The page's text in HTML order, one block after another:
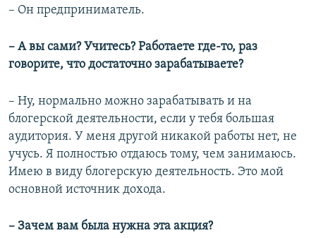
– Он предприниматель.
– А вы сами? Учитесь? Работаете где-то, раз
говорите, что достаточно зарабатываете?
– Ну, нормально можно зарабатывать и на
блогерской деятельности, если у тебя большая
аудитория. У меня другой никакой работы нет, не
учусь. Я полностью отдаюсь тому, чем занимаюсь.
Имею в виду блогерскую деятельность. Это мой
основной источник дохода.
– Зачем вам была нужна эта акция?